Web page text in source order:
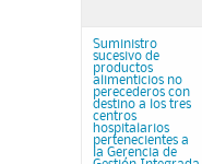
Suministro
sucesivo de
productos
alimenticios no
perecederos con
destino a los tres
centros
hospitalarios
pertenecientes a
la Gerencia de